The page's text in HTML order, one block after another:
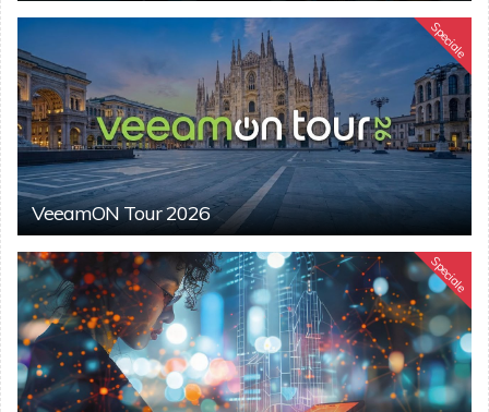
Speciale
VeeamON Tour 2026
Speciale